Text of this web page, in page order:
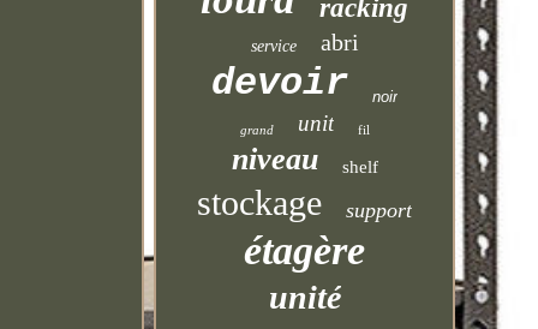
racking
service abri
devoir noir
grand unit fil
niveau shelf
stockage support
étagère
unité